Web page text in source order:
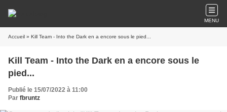
MENU
Accueil » Kill Team - Into the Dark en a encore sous le pied...
Kill Team - Into the Dark en a encore sous le
pied...
Publié le 15/07/2022 à 11:00
Par fbruntz